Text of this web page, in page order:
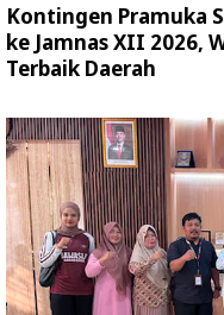
Kontingen Pramuka
ke Jamnas XII 2026,
Terbaik Daerah